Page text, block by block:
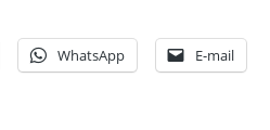
WhatsApp E-mail